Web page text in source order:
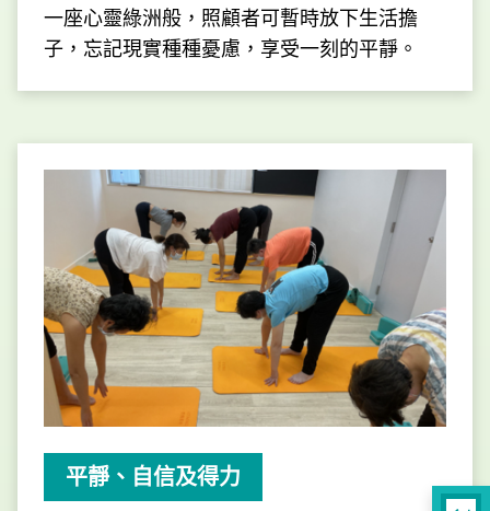
一座心靈綠洲般，照顧者可暫時放下生活擔
子，忘記現實種種憂慮，享受一刻的平靜。
平靜、自信及得力